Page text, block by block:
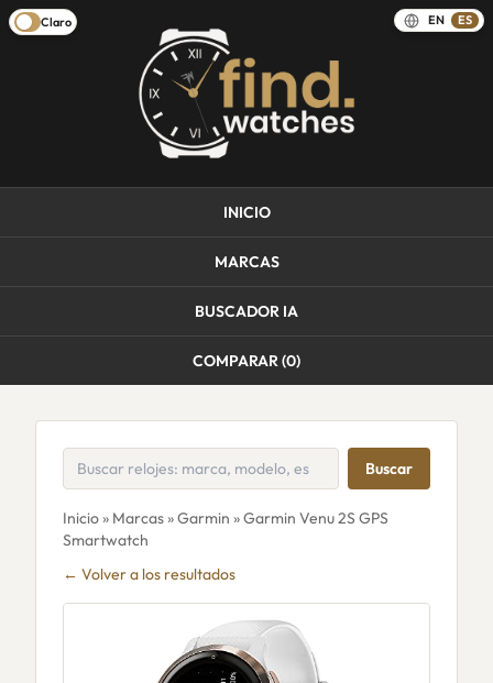
Claro EN ES
INICIO
MARCAS
BUSCADOR IA
COMPARAR (0)
Buscar
Inicio» Marcas»Garmin » Garmin Venu 2S GPS
Smartwatch
← Volver a los resultados